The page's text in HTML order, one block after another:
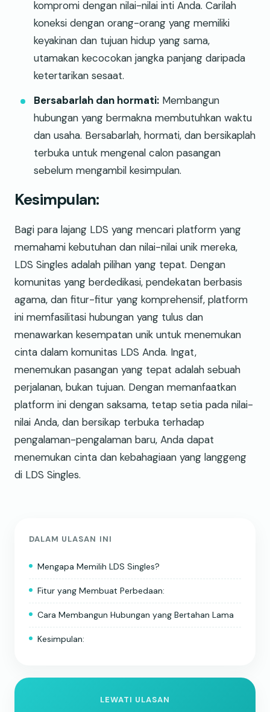
kompromi dengan nilai-nilai inti Anda. Carilah
koneksi dengan orang-orang yang memiliki
keyakinan dan tujuan hidup yang sama,
utamakan kecocokan jangka panjang daripada
ketertarikan sesaat.
Bersabarlah dan hormati: Membangun
hubungan yang bermakna membutuhkan waktu
dan usaha. Bersabarlah, hormati, dan bersikaplah
terbuka untuk mengenal calon pasangan
sebelum mengambil kesimpulan.
Kesimpulan:
Bagi para lajang LDS yang mencari platform yang
memahami kebutuhan dan nilai-nilai unik mereka,
LDS Singles adalah pilihan yang tepat. Dengan
komunitas yang berdedikasi, pendekatan berbasis
agama, dan fitur-fitur yang komprehensif, platform
ini memfasilitasi hubungan yang tulus dan
menawarkan kesempatan unik untuk menemukan
cinta dalam komunitas LDS Anda. Ingat,
menemukan pasangan yang tepat adalah sebuah
perjalanan, bukan tujuan. Dengan memanfaatkan
platform ini dengan saksama, tetap setia pada nilai-
nilai Anda, dan bersikap terbuka terhadap
pengalaman-pengalaman baru, Anda dapat
menemukan cinta dan kebahagiaan yang langgeng
di LDS Singles.
DALAM ULASAN INI
Mengapa Memilih LDS Singles?
Fitur yang Membuat Perbedaan:
Cara Membangun Hubungan yang Bertahan Lama
Kesimpulan:
LEWATI ULASAN